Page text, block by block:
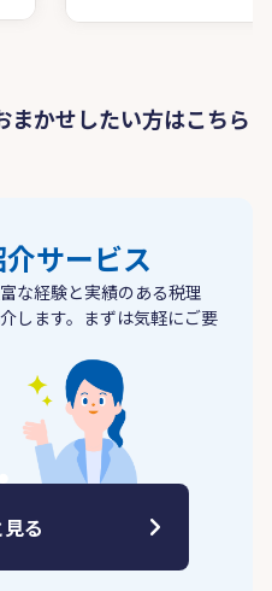
かせしたい方はこちら
サービス
な経験と実績のある税理
します。まずは気軽にご要
る